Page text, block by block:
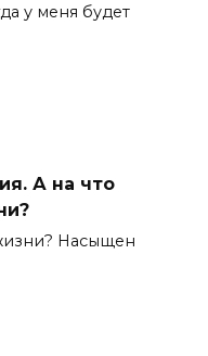
у меня будет
А на что
Насыщен